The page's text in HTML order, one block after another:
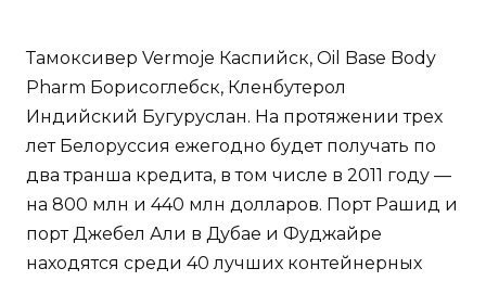
Тамоксивер Vermoje Каспийск, Oil Base Body
Pharm Борисоглебск, Кленбутерол
Индийский Бугуруслан. На протяжении трех
лет Белоруссия ежегодно будет получать по
два транша кредита, в том числе в 2011 году —
на 800 млн и 440 млн долларов. Порт Рашид и
порт Джебел Али в Дубае и Фуджайре
находятся среди 40 лучших контейнерных